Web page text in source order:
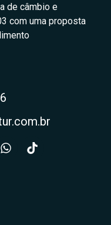
de câmbio e
com uma proposta